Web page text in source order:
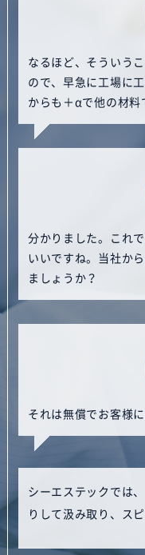
なるほど、そういう
ので、早急に工場に
からも＋αで他の材料
分かりました。これ
いいですね。当社か
ましょうか？
それは無償でお客様
シーエステックでは
りして汲み取り、ス